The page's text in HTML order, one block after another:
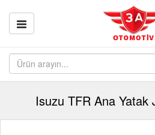
Isuzu TFR Ana Yatak